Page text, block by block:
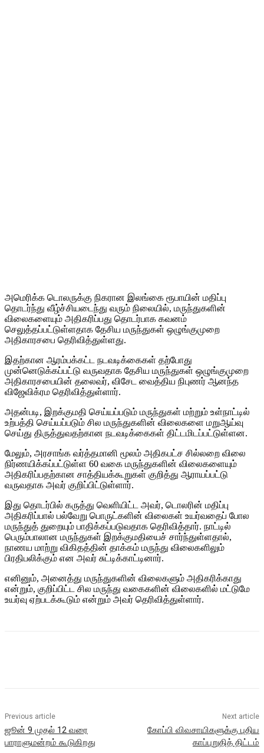
அமெரிக்க டொலருக்கு நிகரான இலங்கை ரூபாயின் மதிப்பு
தொடர்ந்து வீழ்ச்சியடைந்து வரும் நிலையில், மருந்துகளின்
விலைகளையும் அதிகரிப்பது தொடர்பாக கவனம்
செலுத்தப்பட்டுள்ளதாக தேசிய மருந்துகள் ஒழுங்குமுறை
அதிகாரசபை தெரிவித்துள்ளது.
இதற்கான ஆரம்பக்கட்ட நடவடிக்கைகள் தற்போது
முன்னெடுக்கப்பட்டு வருவதாக தேசிய மருந்துகள் ஒழுங்குமுறை
அதிகாரசபையின் தலைவர், விசேட வைத்திய நிபுணர் ஆனந்த
விஜேவிக்ரம தெரிவித்துள்ளார்.
அதன்படி, இறக்குமதி செய்யப்படும் மருந்துகள் மற்றும் உள்நாட்டில்
உற்பத்தி செய்யப்படும் சில மருந்துகளின் விலைகளை மறுஆய்வு
செய்து திருத்துவதற்கான நடவடிக்கைகள் திட்டமிடப்பட்டுள்ளன.
மேலும், அரசாங்க வர்த்தமானி மூலம் அதிகபட்ச சில்லறை விலை
நிர்ணயிக்கப்பட்டுள்ள 60 வகை மருந்துகளின் விலைகளையும்
அதிகரிப்பதற்கான சாத்தியக்கூறுகள் குறித்து ஆராயப்பட்டு
வருவதாக அவர் குறிப்பிட்டுள்ளார்.
இது தொடர்பில் கருத்து வெளியிட்ட அவர், டொலரின் மதிப்பு
அதிகரிப்பால் பல்வேறு பொருட்களின் விலைகள் உயர்வதைப் போல
மருந்துத் துறையும் பாதிக்கப்படுவதாக தெரிவித்தார். நாட்டில்
பெரும்பாலான மருந்துகள் இறக்குமதியைச் சார்ந்துள்ளதால்,
நாணய மாற்று விகிதத்தின் தாக்கம் மருந்து விலைகளிலும்
பிரதிபலிக்கும் என அவர் சுட்டிக்காட்டினார்.
எனினும், அனைத்து மருந்துகளின் விலைகளும் அதிகரிக்காது
என்றும், குறிப்பிட்ட சில மருந்து வகைகளின் விலைகளில் மட்டுமே
உயர்வு ஏற்படக்கூடும் என்றும் அவர் தெரிவித்துள்ளார்.
Previous article
ஜூன் 9 முதல் 12 வரை
பாராளுமன்றம் கூடுகிறது
Next article
கோப்பி விவசாயிகளுக்கு புதிய
காப்புறுதித் திட்டம்